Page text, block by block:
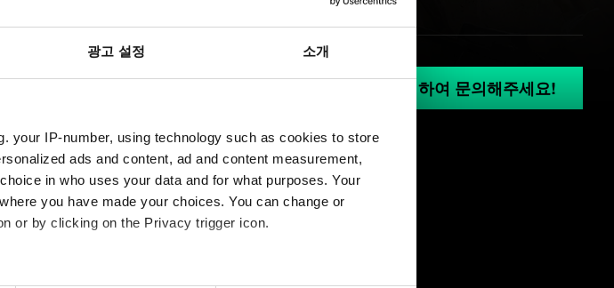
광고 설정 소개
your IP-number, using technology such as cookies to store
ads and content, ad and content measurement,
in who uses your data and for what purposes. Your
you have made your choices. You can change or
or by clicking on the Privacy trigger icon.
GOG.COM에 로그인 하여 문의해주세요!